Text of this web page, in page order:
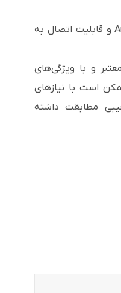
ویژگی‌ها: پشتیبانی از Android و قابلیت اتصال به
و با ویژگی‌های
است با نیازهای
مطابقت داشته